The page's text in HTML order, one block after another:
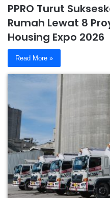
PPRO Turut
Rumah Lewat 8
Housing Expo 2026
Read More »